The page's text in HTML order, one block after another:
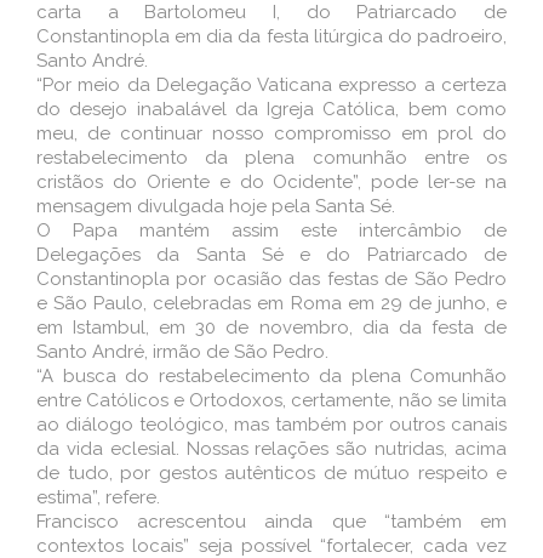
carta a Bartolomeu I, do Patriarcado de
Constantinopla em dia da festa litúrgica do padroeiro,
Santo André.
“Por meio da Delegação Vaticana expresso a certeza
do desejo inabalável da Igreja Católica, bem como
meu, de continuar nosso compromisso em prol do
restabelecimento da plena comunhão entre os
cristãos do Oriente e do Ocidente”, pode ler-se na
mensagem divulgada hoje pela Santa Sé.
O Papa mantém assim este intercâmbio de
Delegações da Santa Sé e do Patriarcado de
Constantinopla por ocasião das festas de São Pedro
e São Paulo, celebradas em Roma em 29 de junho, e
em Istambul, em 30 de novembro, dia da festa de
Santo André, irmão de São Pedro.
“A busca do restabelecimento da plena Comunhão
entre Católicos e Ortodoxos, certamente, não se limita
ao diálogo teológico, mas também por outros canais
da vida eclesial. Nossas relações são nutridas, acima
de tudo, por gestos autênticos de mútuo respeito e
estima”, refere.
Francisco acrescentou ainda que “também em
contextos locais” seja possível “fortalecer, cada vez